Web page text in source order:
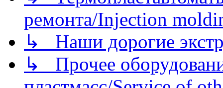
ремонта/Injection
↳ Наши дорогие
↳ Прочее